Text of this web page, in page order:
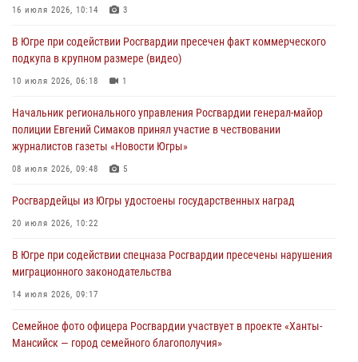
направлении
Офицеры Росгвардии и ветераны войск правопорядка почтили
память генерала армии Ивана Кирилловича Яковлева
В Югре при силовой поддержке ОМОН Росгвардии задержаны
подозреваемые в страховом мошенничестве
06 августа 2026, 09:07
Урайский отдел вневедомственной охраны Росгвардии отмечает
60-летний юбилей
16 июля 2026, 10:14 3
В Югре при содействии Росгвардии пресечен факт коммерческого
подкупа в крупном размере (видео)
10 июля 2026, 06:18 1
Начальник регионального управления Росгвардии генерал-майор
полиции Евгений Симаков принял участие в чествовании
журналистов газеты «Новости Югры»
08 июля 2026, 09:48 5
Росгвардейцы из Югры удостоены государственных наград
20 июля 2026, 10:22
В Югре при содействии спецназа Росгвардии пресечены нарушения
миграционного законодательства
14 июля 2026, 09:17
Семейное фото офицера Росгвардии участвует в проекте «Ханты-
Мансийск — город семейного благополучия»